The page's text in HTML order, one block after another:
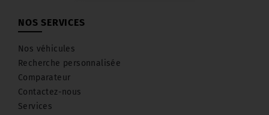
NOS SERVICES
Nos véhicules
Recherche personnalisée
Comparateur
Contactez-nous
Services